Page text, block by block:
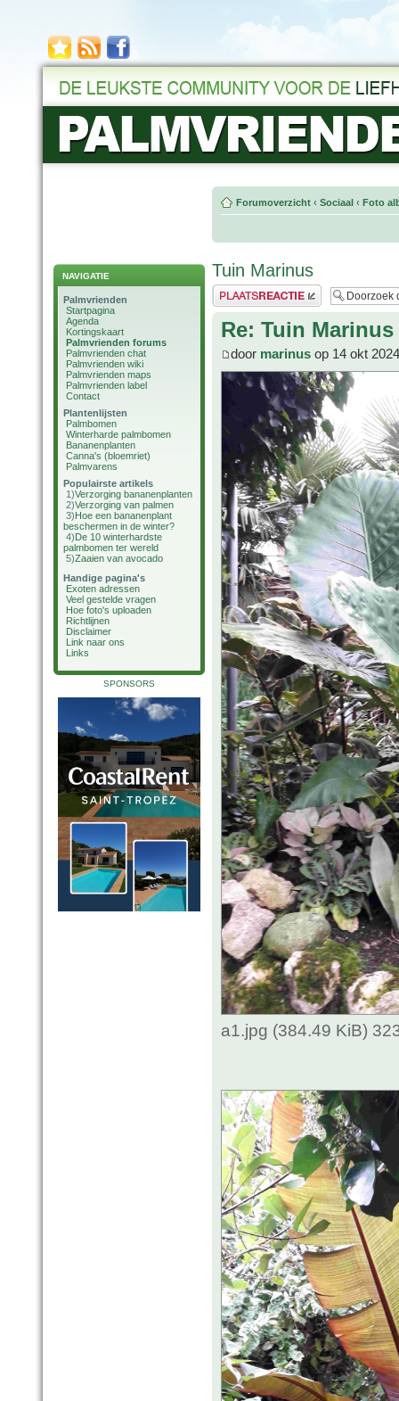
NAVIGATIE
Palmvrienden
Startpagina
Agenda
Kortingskaart
Palmvrienden forums
Palmvrienden chat
Palmvrienden wiki
Palmvrienden maps
Palmvrienden label
Contact
Plantenlijsten
Palmbomen
Winterharde palmbomen
Bananenplanten
Canna's (bloemriet)
Palmvarens
Populairste artikels
1)Verzorging bananenplanten
2)Verzorging van palmen
3)Hoe een bananenplant
beschermen in de winter?
4)De 10 winterhardste
palmbomen ter wereld
5)Zaaien van avocado
Handige pagina's
Exoten adressen
Veel gestelde vragen
Hoe foto's uploaden
Richtlijnen
Disclaimer
Link naar ons
Links
SPONSORS
Forumoverzicht ‹ Sociaal ‹ Foto
Tuin Marinus
Plaats een reactie
Re: Tuin Marinus
door marinus op 14 okt
a1.jpg (384.49 KiB)